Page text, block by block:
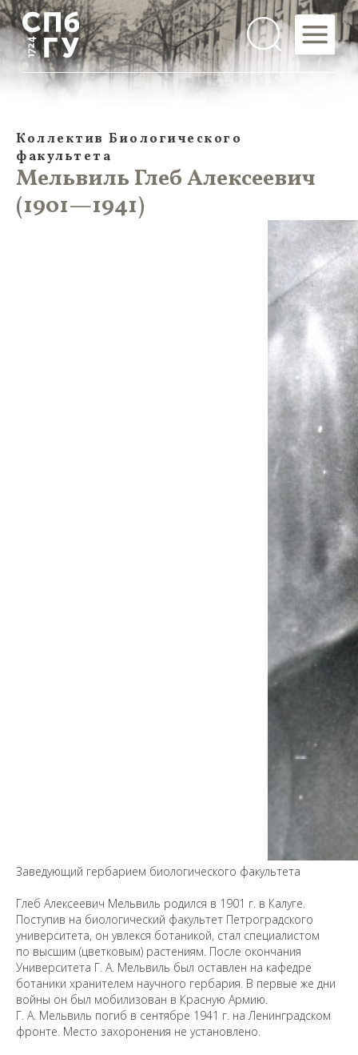
Коллектив Биологического
факультета
Мельвиль Глеб Алексеевич
(1901—1941)
Заведующий гербарием биологического факультета
Глеб Алексеевич Мельвиль родился в 1901 г. в Калуге.
Поступив на биологический факультет Петроградского
университета, он увлекся ботаникой, стал специалистом
по высшим (цветковым) растениям. После окончания
Университета Г. А. Мельвиль был оставлен на кафедре
ботаники хранителем научного гербария. В первые же дни
войны он был мобилизован в Красную Армию.
Г. А. Мельвиль погиб в сентябре 1941 г. на Ленинградском
фронте. Место захоронения не установлено.
Предложить
дополнения к материалу
Уважаемые универсанты и гости! Если
вы заметили неточность в опубликованных
сведениях, пожалуйста, сообщите об этом
на электронный адресpro@spbu.ru